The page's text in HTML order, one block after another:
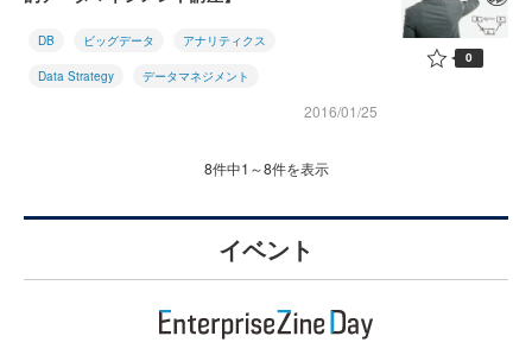
DB ビッグデータ アナリティクス
Data Strategy データマネジメント
2016/01/25
0
8件中1～8件を表示
イベント